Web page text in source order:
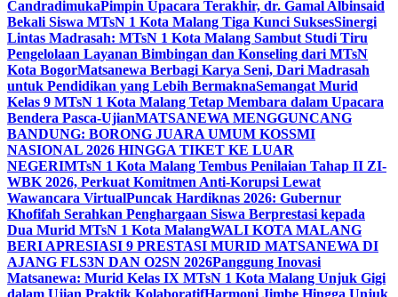
CandradimukaPimpin Upacara Terakhir, dr. Gamal Albinsaid
Bekali Siswa MTsN 1 Kota Malang Tiga Kunci SuksesSinergi
Lintas Madrasah: MTsN 1 Kota Malang Sambut Studi Tiru
Pengelolaan Layanan Bimbingan dan Konseling dari MTsN
Kota BogorMatsanewa Berbagi Karya Seni, Dari Madrasah
untuk Pendidikan yang Lebih BermaknaSemangat Murid
Kelas 9 MTsN 1 Kota Malang Tetap Membara dalam Upacara
Bendera Pasca-UjianMATSANEWA MENGGUNCANG
BANDUNG: BORONG JUARA UMUM KOSSMI
NASIONAL 2026 HINGGA TIKET KE LUAR
NEGERIMTsN 1 Kota Malang Tembus Penilaian Tahap II ZI-
WBK 2026, Perkuat Komitmen Anti-Korupsi Lewat
Wawancara VirtualPuncak Hardiknas 2026: Gubernur
Khofifah Serahkan Penghargaan Siswa Berprestasi kepada
Dua Murid MTsN 1 Kota MalangWALI KOTA MALANG
BERI APRESIASI 9 PRESTASI MURID MATSANEWA DI
AJANG FLS3N DAN O2SN 2026Panggung Inovasi
Matsanewa: Murid Kelas IX MTsN 1 Kota Malang Unjuk Gigi
dalam Ujian Praktik KolaboratifHarmoni Jimbe Hingga Unjuk